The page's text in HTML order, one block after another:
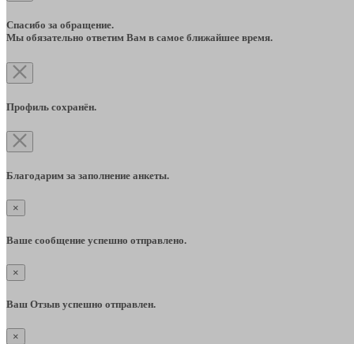
Спасибо за обращение.
Мы обязательно ответим Вам в самое ближайшее время.
Профиль сохранён.
Благодарим за заполнение анкеты.
×
Ваше сообщение успешно отправлено.
×
Ваш Отзыв успешно отправлен.
×